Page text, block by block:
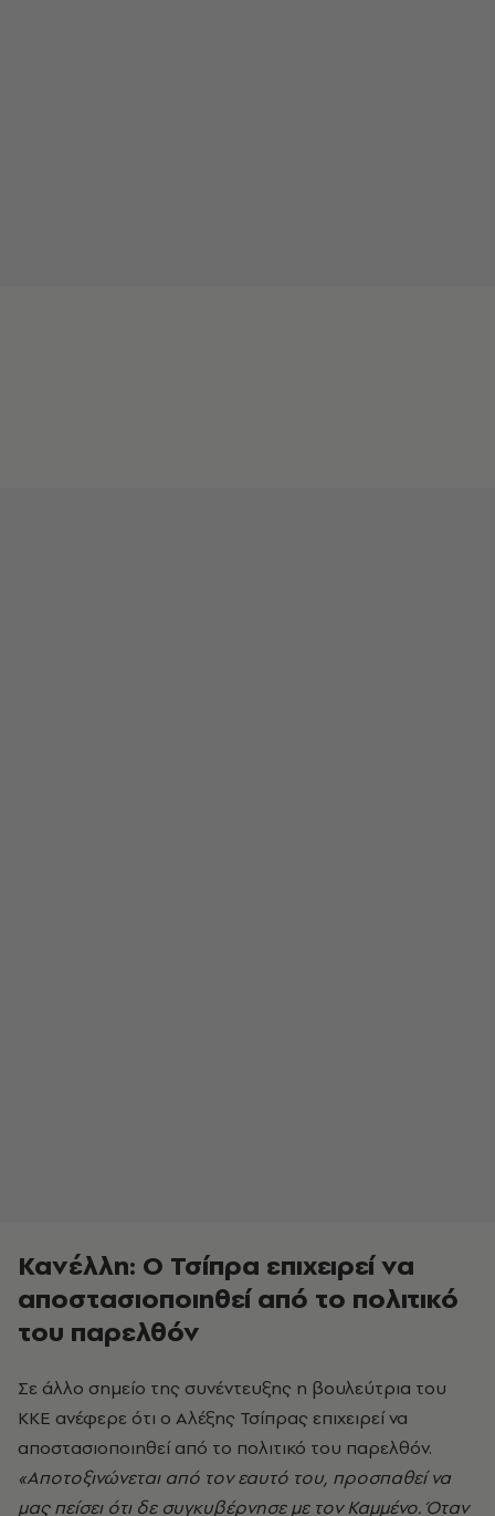
Κανέλλη: Ο Τσίπρα επιχειρεί να
αποστασιοποιηθεί από το πολιτικό
του παρελθόν
Σε άλλο σημείο της συνέντευξης η βουλεύτρια του
ΚΚΕ ανέφερε ότι ο Αλέξης Τσίπρας επιχειρεί να
αποστασιοποιηθεί από το πολιτικό του παρελθόν.
«Αποτοξινώνεται από τον εαυτό του, προσπαθεί να
μας πείσει ότι δε συγκυβέρνησε με τον Καμμένο. Όταν